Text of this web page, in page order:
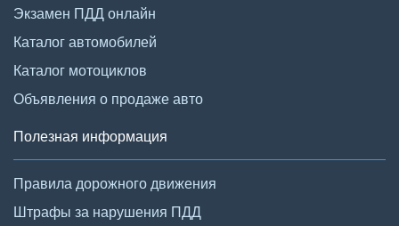
Экзамен ПДД онлайн
Каталог автомобилей
Каталог мотоциклов
Объявления о продаже авто
Полезная информация
Правила дорожного движения
Штрафы за нарушения ПДД